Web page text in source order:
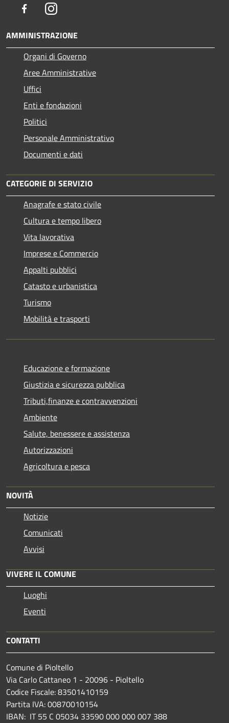
FacebookInstagram
AMMINISTRAZIONE
Organi di Governo
Aree Amministrative
Uffici
Enti e fondazioni
Politici
Personale Amministrativo
Documenti e dati
CATEGORIE DI SERVIZIO
Anagrafe e stato civile
Cultura e tempo libero
Vita lavorativa
Imprese e Commercio
Appalti pubblici
Catasto e urbanistica
Turismo
Mobilità e trasporti
Educazione e formazione
Giustizia e sicurezza pubblica
Tributi,finanze e contravvenzioni
Ambiente
Salute, benessere e assistenza
Autorizzazioni
Agricoltura e pesca
NOVITÀ
Notizie
Comunicati
Avvisi
VIVERE IL COMUNE
Luoghi
Eventi
CONTATTI
Comune di Pioltello
Via Carlo Cattaneo 1 - 20096 - Pioltello
Codice Fiscale: 83501410159
Partita IVA: 00870010154
IBAN: IT 55 C 05034 33590 000 000 007 388